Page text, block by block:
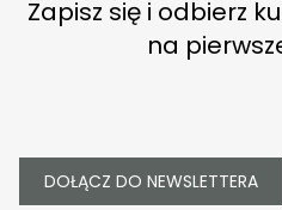
Zapisz się i odbierz
na
DOŁĄCZ DO NEWSLETTERA